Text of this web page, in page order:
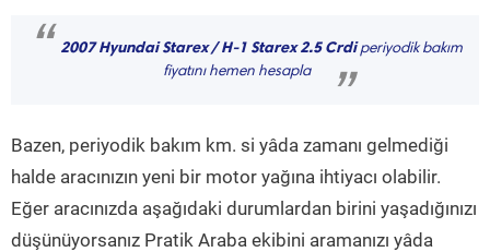
“ 2007 Hyundai Starex / H-1 Starex 2.5 Crdiperiyodik bakım
fiyatını hemen hesapla
”
Bazen, periyodik bakım km. si yâda zamanı gelmediği
halde aracınızın yeni bir motor yağına ihtiyacı olabilir.
Eğer aracınızda aşağıdaki durumlardan birini yaşadığınızı
düşünüyorsanız Pratik Araba ekibini aramanızı yâda